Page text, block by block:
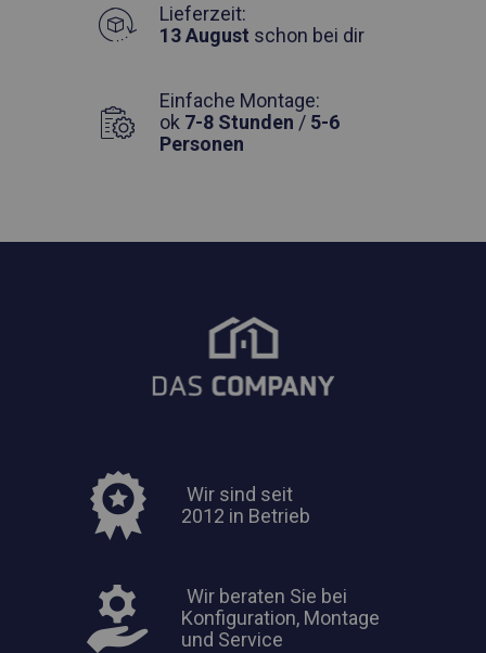
Lieferzeit:
13 August schon bei dir
Einfache Montage:
ok 7-8 Stunden / 5-6
Personen
Wir sind seit
2012 in Betrieb
Wir beraten Sie bei
Konfiguration, Montage
und Service